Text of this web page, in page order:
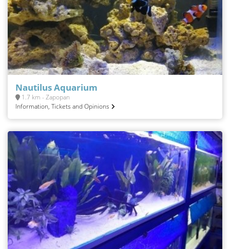
Nautilus Aquarium
1.7 km - Zapopan
Information, Tickets and Opinions